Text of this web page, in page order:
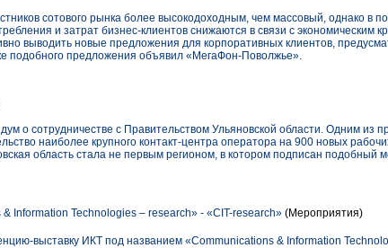
сотового рынка более высокодоходным, чем массовый, однако в
и затрат бизнес-клиентов снижаются в связи с экономическим
выводить новые предложения для корпоративных клиентов,
подобного предложения объявил «МегаФон-Поволжье».
сотрудничестве с Правительством Ульяновской области. Одним из
наиболее крупного контакт-центра оператора на 900 новых
область стала не первым регионом, в котором подписан подобный
Information Technologies – research» - «СIT-research» (Мероприятия)
выставку ИКТ под названием «Communications & Information